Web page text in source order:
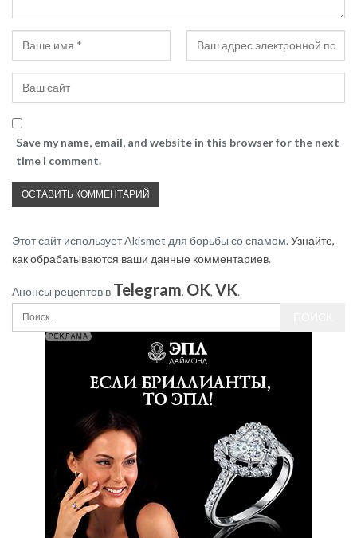
Save my name, email, and website in this browser for the next
time I comment.
Этот сайт использует Akismet для борьбы со спамом. Узнайте,
как обрабатываются ваши данные комментариев.
Анонсы рецептов в Telegram, OK, VK.